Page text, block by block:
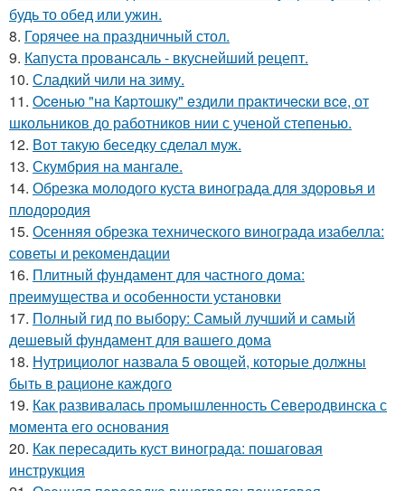
будь то обед или ужин.
8. Горячее на праздничный стол.
9. Капуста провансаль - вкуснейший рецепт.
10. Сладкий чили на зиму.
11. Oceнью "нa Кapтошку" eздили пpaктичecки вce, от
школьников до работников нии с ученой степенью.
12. Вот такую беседку сделал муж.
13. Скумбрия на мангале.
14. Обрезка молодого куста винограда для здоровья и
плодородия
15. Осенняя обрезка технического винограда изабелла:
советы и рекомендации
16. Плитный фундамент для частного дома:
преимущества и особенности установки
17. Полный гид по выбору: Самый лучший и самый
дешевый фундамент для вашего дома
18. Нутрициолог назвала 5 овощей, которые должны
быть в рационе каждого
19. Как развивалась промышленность Северодвинска с
момента его основания
20. Как пересадить куст винограда: пошаговая
инструкция